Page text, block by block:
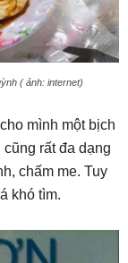
( ảnh: internet)
mình một bịch
rất đa dạng
chấm me. Tuy
khó tìm.